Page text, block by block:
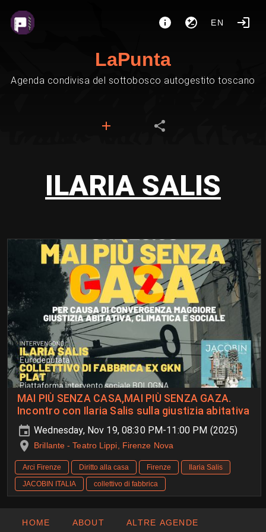
EN
LaPunta
Agenda condivisa del sottobosco autogestito toscano
ILARIA SALIS
MAI PIÙ SENZA CASA,MAI PIÙ SENZA GAZA.
Incontro con Ilaria Salis sulla giustizia abitativa
Wednesday, Nov 19, 08:30 PM-11:00 PM (2025)
Brillante - Teatro Lippi, Firenze Nova
Arci Firenze Diritto alla casa Firenze
Ilaria Salis
JACOBIN ITALIA
collettivo di fabbrica
HOME ABOUT ALTRE AGENDE